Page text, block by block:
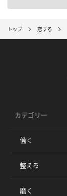
トップ 恋する
カテゴリー
働く
整える
磨く